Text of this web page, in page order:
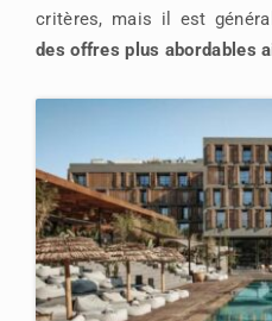
critères, mais il est
des offres plus abordables